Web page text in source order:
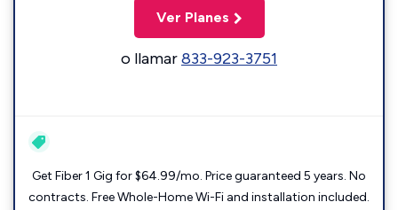
Ver Planes
o llamar833-923-3751
Get Fiber 1 Gig for $64.99/mo. Price guaranteed 5 years. No
contracts. Free Whole-Home Wi-Fi and installation included.